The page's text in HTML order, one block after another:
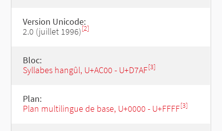
Version Unicode:
2.0 (juillet 1996)[2]
Bloc:
Syllabes hangûl, U+AC00 - U+D7AF[3]
Plan:
Plan multilingue de base, U+0000 - U+FFFF[3]